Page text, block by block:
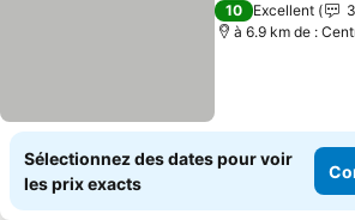
10 Excellent
à 6.9 km de :
Sélectionnez des dates pour voir
les prix exacts